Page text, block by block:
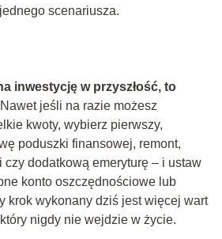
scenariusza.
inwestycję w przyszłość, to
Nawet jeśli na razie możesz
kwoty, wybierz pierwszy,
poduszki finansowej, remont,
dodatkową emeryturę – i ustaw
konto oszczędnościowe lub
krok wykonany dziś jest więcej wart
nigdy nie wejdzie w życie.